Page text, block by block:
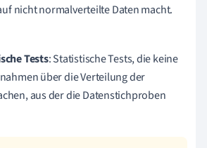
nicht normalverteilte Daten macht.
Tests: Statistische Tests, die keine
über die Verteilung der
aus der die Datenstichproben